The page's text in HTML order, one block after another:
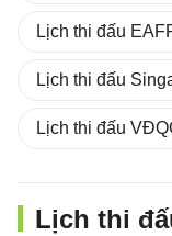
Lịch thi đấu
Lịch thi đấu
Lịch thi đấu
Lịch thi